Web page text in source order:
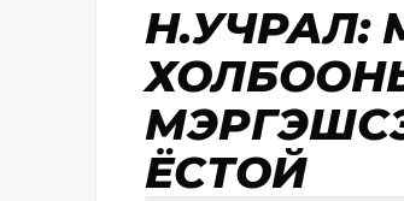
Н.УЧРАЛ:
ЁСТОЙ